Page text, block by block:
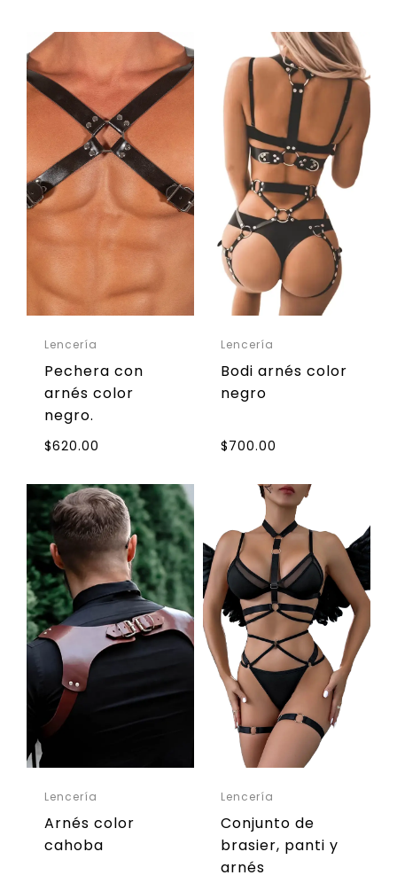
Lencería
Pechera con
arnés color
negro.
$620.00
Lencería
Bodi arnés color
negro
$700.00
Lencería
Arnés color
cahoba
Lencería
Conjunto de
brasier, panti y
arnés